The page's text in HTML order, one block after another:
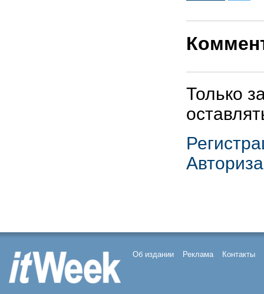
Только
Об издании Реклама Контакты